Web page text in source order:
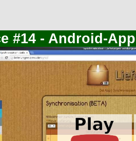
#14 - Android-